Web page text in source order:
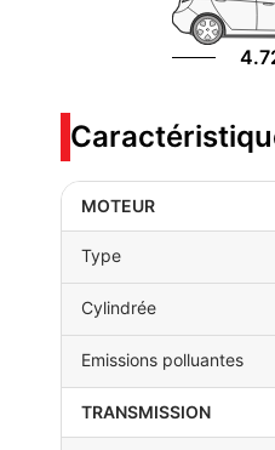
MOTEUR
Type
Cylindrée
Emissions polluantes
TRANSMISSION